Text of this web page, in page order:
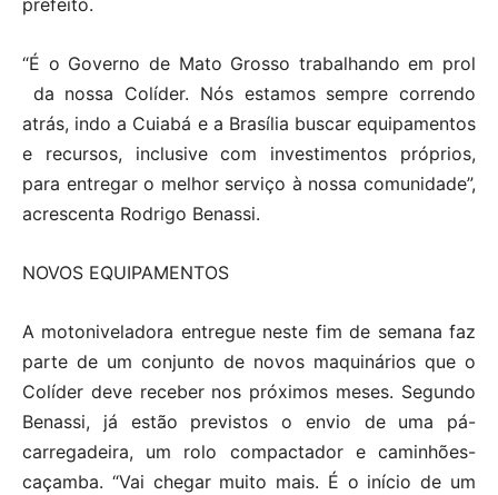
prefeito.
“É o Governo de Mato Grosso trabalhando em prol
da nossa Colíder. Nós estamos sempre correndo
atrás, indo a Cuiabá e a Brasília buscar equipamentos
e recursos, inclusive com investimentos próprios,
para entregar o melhor serviço à nossa comunidade”,
acrescenta Rodrigo Benassi.
NOVOS EQUIPAMENTOS
A motoniveladora entregue neste fim de semana faz
parte de um conjunto de novos maquinários que o
Colíder deve receber nos próximos meses. Segundo
Benassi, já estão previstos o envio de uma pá-
carregadeira, um rolo compactador e caminhões-
caçamba. “Vai chegar muito mais. É o início de um